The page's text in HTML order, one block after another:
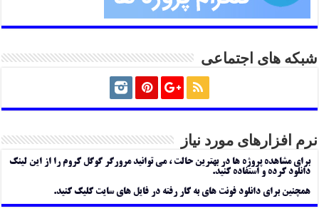
شبکه های اجتماعی
نرم افزارهای مورد نیاز
برای مشاهده پروژه ها در بهترین حالت ، می توانید مرورگر گوگل کروم را از این لینک
دانلود کرده و استفاده کنید.
همچنین برای دانلود فونت های به کار رفته در فایل های سایت کلیک کنید.